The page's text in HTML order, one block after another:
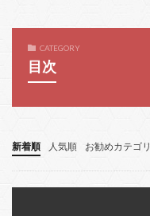
CATEGORY
目次
新着順 人気順
お勧めカテゴリ
error
event
ヘッダー
フッター